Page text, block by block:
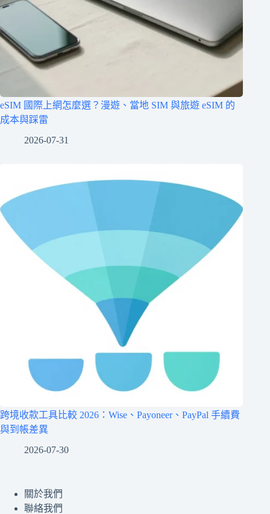
eSIM 國際上網怎麼選？漫遊、當地 SIM 與旅遊 eSIM 的
成本與踩雷
2026-07-31
跨境收款工具比較 2026：Wise、Payoneer、PayPal 手續費
與到帳差異
2026-07-30
關於我們
聯絡我們